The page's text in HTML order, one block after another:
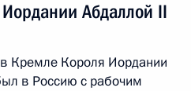
Абдаллой II
Кремле Короля Иордании
в Россию с рабочим